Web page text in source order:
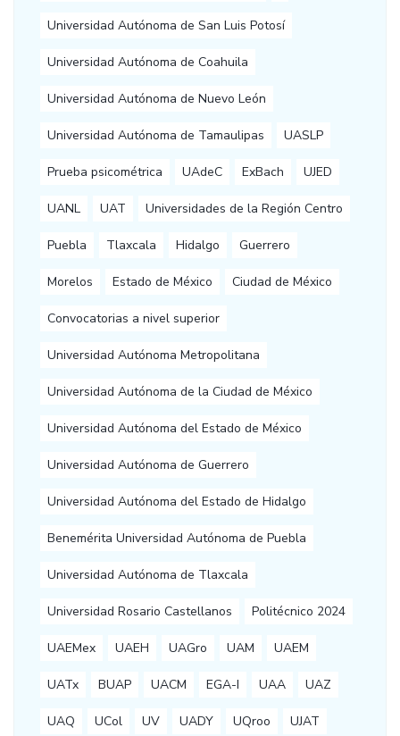
Universidad Autónoma de San Luis Potosí
Universidad Autónoma de Coahuila
Universidad Autónoma de Nuevo León
Universidad Autónoma de Tamaulipas UASLP
Prueba psicométrica UAdeC ExBach UJED
UANL UAT Universidades de la Región Centro
Puebla Tlaxcala Hidalgo Guerrero
Morelos Estado de México Ciudad de México
Convocatorias a nivel superior
Universidad Autónoma Metropolitana
Universidad Autónoma de la Ciudad de México
Universidad Autónoma del Estado de México
Universidad Autónoma de Guerrero
Universidad Autónoma del Estado de Hidalgo
Benemérita Universidad Autónoma de Puebla
Universidad Autónoma de Tlaxcala
Universidad Rosario Castellanos Politécnico 2024
UAEMex UAEH UAGro UAM UAEM
UATx BUAP UACM EGA-I UAA UAZ
UAQ UCol UV UADY UQroo UJAT